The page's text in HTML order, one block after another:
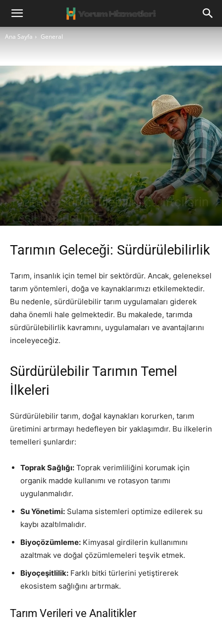
Ana Sayfa General
Tarımda Sürdürülebilirlik: Çiftçilerin
Yeşil Dönüşümü
Tarımın Geleceği: Sürdürülebilirlik
Tarım, insanlık için temel bir sektördür. Ancak, geleneksel
tarım yöntemleri, doğa ve kaynaklarımızı etkilemektedir.
Bu nedenle, sürdürülebilir tarım uygulamaları giderek
daha önemli hale gelmektedir. Bu makalede, tarımda
sürdürülebilirlik kavramını, uygulamaları ve avantajlarını
inceleyeceğiz.
Sürdürülebilir Tarımın Temel
İlkeleri
Sürdürülebilir tarım, doğal kaynakları korurken, tarım
üretimini artırmayı hedefleyen bir yaklaşımdır. Bu ilkelerin
temelleri şunlardır:
Toprak Sağlığı: Toprak verimliliğini korumak için
organik madde kullanımı ve rotasyon tarımı
uygulanmalıdır.
Su Yönetimi: Sulama sistemleri optimize edilerek su
kaybı azaltılmalıdır.
Biyoçözümleme: Kimyasal girdilerin kullanımını
azaltmak ve doğal çözümlemeleri teşvik etmek.
Biyoçeşitlilik: Farklı bitki türlerini yetiştirerek
ekosistem sağlığını artırmak.
Tarım Verileri ve Analitikler